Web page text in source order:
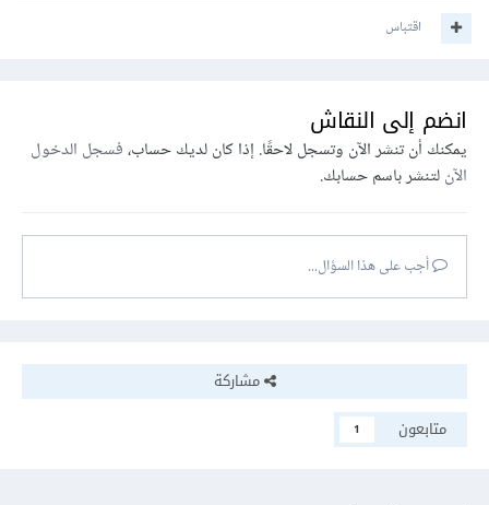
اقتباس
انضم إلى النقاش
يمكنك أن تنشر الآن وتسجل لاحقًا. إذا كان لديك حساب،فسجل الدخول
الآنلتنشر باسم حسابك.
أجب على هذا السؤال...
مشاركة
متابعون
1